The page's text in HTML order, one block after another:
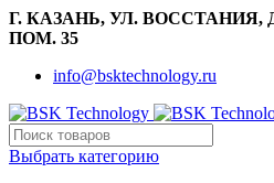
Г. КАЗАНЬ, УЛ. ВОССТАНИЯ,
ПОМ. 35
info@bsktechnology.ru
Выбрать категорию